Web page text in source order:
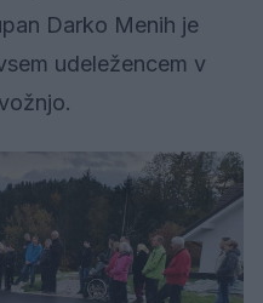
Darko Menih je
udeležencem v